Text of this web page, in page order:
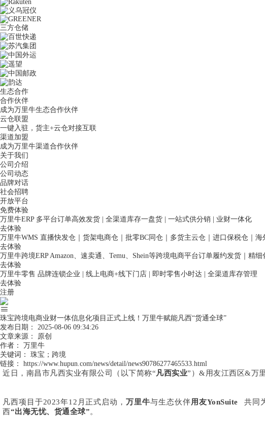
三方仓储
生态合作
合作伙伴
成为万里牛生态合作伙伴
云仓联盟
一键入驻，货主+云仓对接互联
渠道加盟
成为万里牛渠道合作伙伴
关于我们
公司介绍
公司动态
品牌对话
社会招聘
开放平台
免费体验
万里牛ERP 多平台订单高效发货 | 全渠道库存一盘货 | 一站式供分销 | 业财一体化
去体验
万里牛WMS 直播快发仓｜货架电商仓｜批零BC同仓｜多货主云仓｜进口保税仓｜海
去体验
万里牛跨境ERP Amazon、速卖通、Temu、Shein等跨境电商平台订单履约发货｜精细
去体验
万里牛零售 品牌连锁企业 | 线上电商+线下门店 | 即时零售小时达 | 全渠道库存管理
去体验
注册
珠宝跨境电商业财一体信息化项目正式上线！万里牛赋能凡西“货通全球”
发布日期：
2025-08-06 09:34:26
文章来源：
原创
作者：
万里牛
关键词：
珠宝；跨境
链接：
https://www.hupun.com/news/detail/news90786277465533.html
近日，南昌市凡西实业有限公司（以下简称“凡西实业”）&用友江西区&万
凡西项目于2023年12月正式启动，万里牛与生态伙伴用友YonSuite
共同
西“出海无忧、货通全球”。